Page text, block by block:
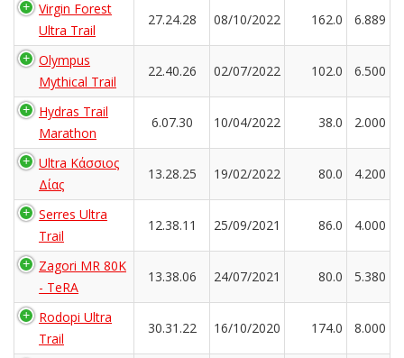
Virgin Forest
Ultra Trail
27.24.28 08/10/2022 162.0 6.889
Olympus
Mythical Trail
22.40.26 02/07/2022 102.0 6.500
Hydras Trail
Marathon
6.07.30 10/04/2022 38.0 2.000
Ultra Κάσσιος
Δίας
13.28.25 19/02/2022 80.0 4.200
Serres Ultra
Trail
12.38.11 25/09/2021 86.0 4.000
Zagori MR 80K
- TeRA
13.38.06 24/07/2021 80.0 5.380
Rodopi Ultra
Trail
30.31.22 16/10/2020 174.0 8.000